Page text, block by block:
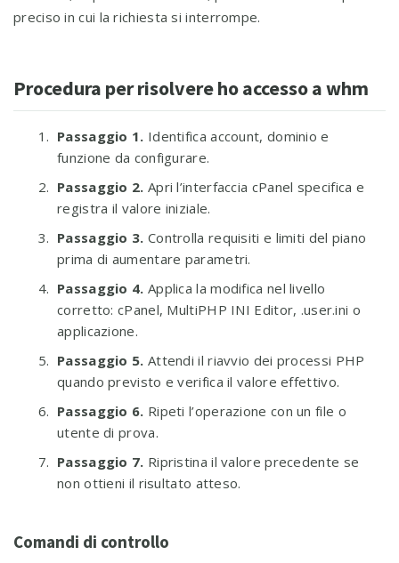
preciso in cui la richiesta si interrompe.
Procedura per risolvere ho accesso a whm
Passaggio 1. Identifica account, dominio e
funzione da configurare.
Passaggio 2. Apri l’interfaccia cPanel specifica e
registra il valore iniziale.
Passaggio 3. Controlla requisiti e limiti del piano
prima di aumentare parametri.
Passaggio 4. Applica la modifica nel livello
corretto: cPanel, MultiPHP INI Editor, .user.ini o
applicazione.
Passaggio 5. Attendi il riavvio dei processi PHP
quando previsto e verifica il valore effettivo.
Passaggio 6. Ripeti l’operazione con un file o
utente di prova.
Passaggio 7. Ripristina il valore precedente se
non ottieni il risultato atteso.
Comandi di controllo